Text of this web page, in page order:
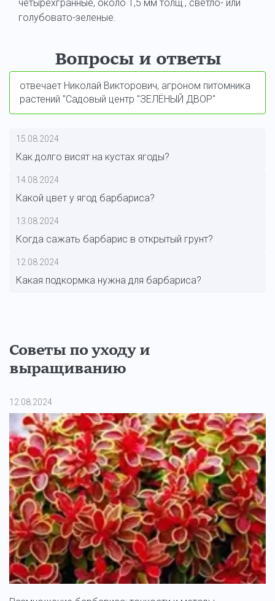
четырёхгранные, около 1,5 мм толщ., светло- или
голубовато-зеленые.
Вопросы и ответы
отвечает Николай Викторович, агроном питомника
растений "Садовый центр "ЗЕЛЁНЫЙ ДВОР"
15.08.2024
Как долго висят на кустах ягоды?
14.08.2024
Какой цвет у ягод барбариса?
13.08.2024
Когда сажать барбарис в открытый грунт?
12.08.2024
Какая подкормка нужна для барбариса?
Советы по уходу и
выращиванию
12.08.2024